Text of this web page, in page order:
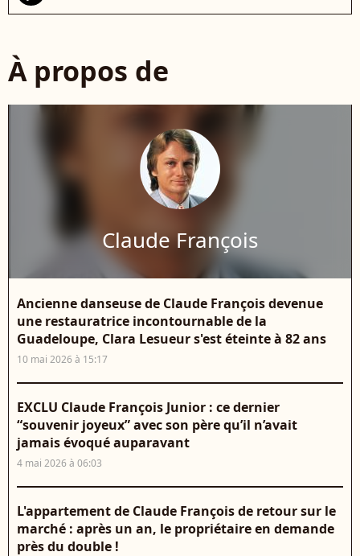
À propos de
Claude François
Ancienne danseuse de Claude François devenue
une restauratrice incontournable de la
Guadeloupe, Clara Lesueur s'est éteinte à 82 ans
10 mai 2026 à 15:17
EXCLU Claude François Junior : ce dernier
“souvenir joyeux” avec son père qu’il n’avait
jamais évoqué auparavant
4 mai 2026 à 06:03
L'appartement de Claude François de retour sur le
marché : après un an, le propriétaire en demande
près du double !